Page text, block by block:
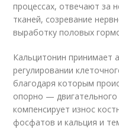
процессах, отвечают за
тканей, созревание
выработку половых
Кальцитонин принимает
регулировании
благодаря которым
опорно —
компенсирует износ
фосфатов и кальция и